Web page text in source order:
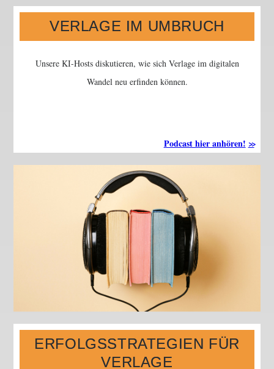
VERLAGE IM UMBRUCH
Unsere KI-Hosts diskutieren, wie sich Verlage im digitalen
Wandel neu erfinden können.
Podcast hier anhören!
ERFOLGSSTRATEGIEN FÜR
VERLAGE